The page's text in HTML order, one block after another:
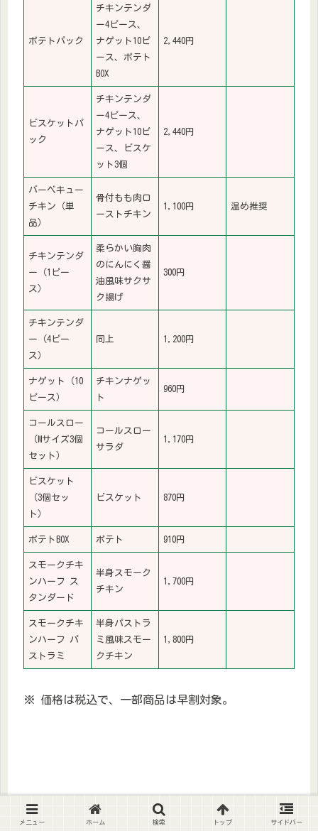
ポテトパック
チキンテンダ
ー4ピース、
ナゲット10ピ
ース、ポテト
BOX
2,440円
ビスケットパ
ック
チキンテンダ
ー4ピース、
ナゲット10ピ
ース、ビスケ
ット3個
2,440円
バーベキュー
チキン（単
品）
骨付もも肉ロ
ーストチキン
1,100円 温め推奨
チキンテンダ
ー（1ピー
ス）
柔らかい胸肉
のにんにく醤
油風味サクサ
ク揚げ
300円
チキンテンダ
ー（4ピー
ス）
同上 1,200円
ナゲット（10
ピース）
チキンナゲッ
ト
960円
コールスロー
（Mサイズ3個
セット）
コールスロー
サラダ
1,170円
ビスケット
（3個セッ
ト）
ビスケット 870円
ポテトBOX ポテト 910円
スモークチキ
ンハーフ ス
タンダード
半身スモーク
チキン
1,700円
スモークチキ
ンハーフ パ
ストラミ
半身パストラ
ミ風味スモー
クチキン
1,800円
※ 価格は税込で、一部商品は早割対象。
メニュー ホーム 検索 トップ サイドバー